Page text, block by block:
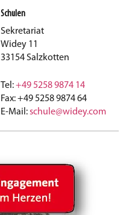
Schulen
Sekretariat
Widey 11
33154 Salzkotten
Tel:+49 5258 9874 14
Fax: +49 5258 9874 64
E-Mail:schule@widey.com